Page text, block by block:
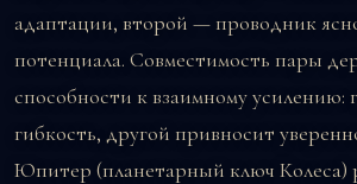
адаптации, второй — проводник
потенциала. Совместимость пары
способности к взаимному усилению:
гибкость, другой привносит
Юпитер (планетарный ключ Колеса)